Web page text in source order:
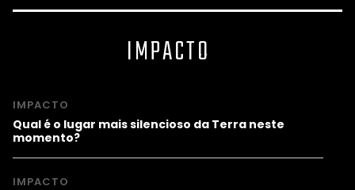
IMPACTO
IMPACTO
Qual é o lugar mais silencioso da Terra neste
momento?
IMPACTO